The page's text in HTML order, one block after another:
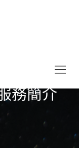
務簡介